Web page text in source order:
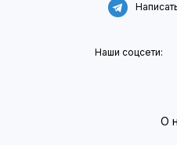
Наши соцсети:
О